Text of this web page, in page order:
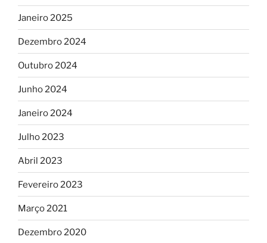
Janeiro 2025
Dezembro 2024
Outubro 2024
Junho 2024
Janeiro 2024
Julho 2023
Abril 2023
Fevereiro 2023
Março 2021
Dezembro 2020